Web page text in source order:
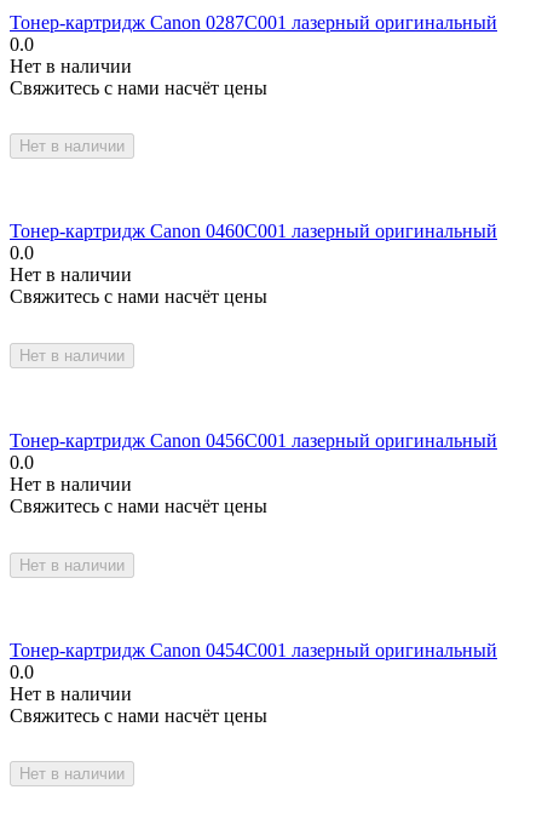
Тонер-картридж Canon 0287C001 лазерный оригинальный
0.0
Нет в наличии
Свяжитесь с нами насчёт цены
Нет в наличии
Тонер-картридж Canon 0460C001 лазерный оригинальный
0.0
Нет в наличии
Свяжитесь с нами насчёт цены
Нет в наличии
Тонер-картридж Canon 0456C001 лазерный оригинальный
0.0
Нет в наличии
Свяжитесь с нами насчёт цены
Нет в наличии
Тонер-картридж Canon 0454C001 лазерный оригинальный
0.0
Нет в наличии
Свяжитесь с нами насчёт цены
Нет в наличии